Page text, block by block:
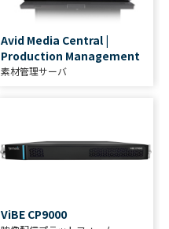
Avid Media Central |
Production Management
素材管理サーバ
ViBE CP9000